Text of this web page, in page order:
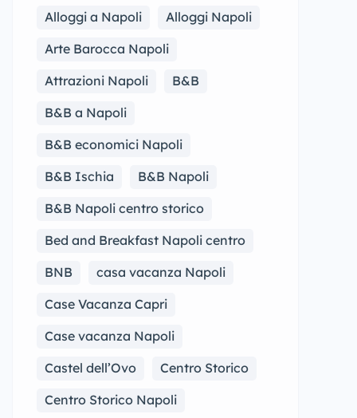
Alloggi a Napoli
Alloggi Napoli
Arte Barocca Napoli
Attrazioni Napoli
B&B
B&B a Napoli
B&B economici Napoli
B&B Ischia
B&B Napoli
B&B Napoli centro storico
Bed and Breakfast Napoli centro
BNB
casa vacanza Napoli
Case Vacanza Capri
Case vacanza Napoli
Castel dell’Ovo
Centro Storico
Centro Storico Napoli